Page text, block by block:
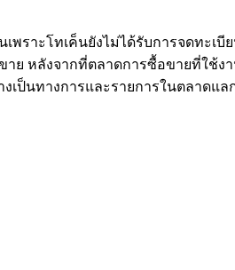
เพราะโทเค็นยังไม่ได้รับการจดท
หลังจากที่ตลาดการซื้อขายที่ใช้
ป็นทางการและรายการในตลาดแล